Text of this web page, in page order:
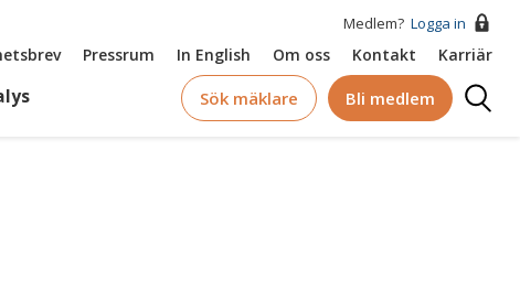
Medlem? Logga in
Pressrum In English Om oss Kontakt Karriär
Sök mäklare Bli medlem
Logga